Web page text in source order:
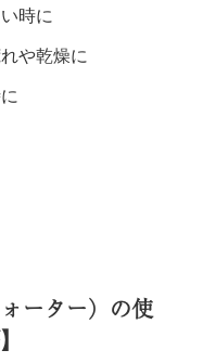
時に
や乾燥に
ーター）の使